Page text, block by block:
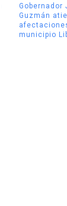
Gobernador
Guzmán
municipio